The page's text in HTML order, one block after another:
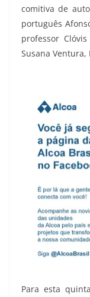
comitiva de
português
professor
Susana
Para esta